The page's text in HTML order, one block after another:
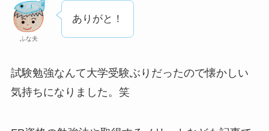
ふな夫
ありがと！
試験勉強なんて大学受験ぶりだったので懐かしい
気持ちになりました。笑